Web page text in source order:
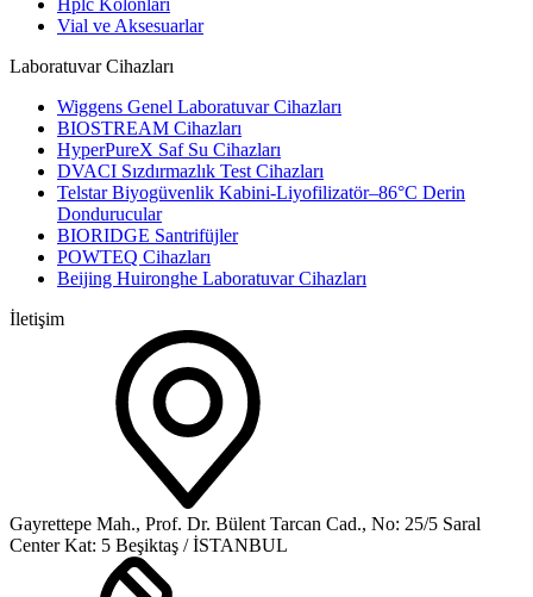
Hplc Kolonları
Vial ve Aksesuarlar
Laboratuvar Cihazları
Wiggens Genel Laboratuvar Cihazları
BIOSTREAM Cihazları
HyperPureX Saf Su Cihazları
DVACI Sızdırmazlık Test Cihazları
Telstar Biyogüvenlik Kabini-Liyofilizatör–86°C Derin
Dondurucular
BIORIDGE Santrifüjler
POWTEQ Cihazları
Beijing Huironghe Laboratuvar Cihazları
İletişim
Gayrettepe Mah., Prof. Dr. Bülent Tarcan Cad., No: 25/5 Saral
Center Kat: 5 Beşiktaş / İSTANBUL